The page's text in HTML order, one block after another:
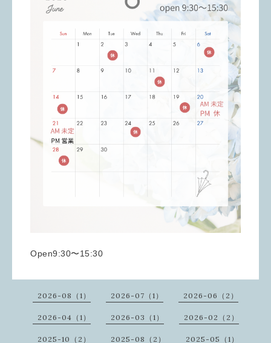
Open9:30〜15:30
2026-08（1） 2026-07（1） 2026-06（2）
2026-04（1） 2026-03（1） 2026-02（2）
2025-10（2） 2025-08（2） 2025-05（1）